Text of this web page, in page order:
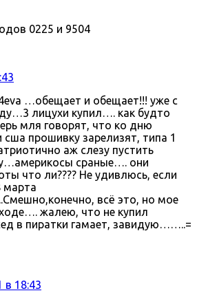
0225 и 9504
…обещает и обещает!!! уже с
лицухи купил…. как будто
мля говорят, что ко дню
сша прошивку зарелизят, типа 1
аж слезу пустить
сраные…. они
что ли???? Не удивлюсь, если
марта
всё это, но мое
жалею, что не купил
в пиратки гамает, завидую……..=
в 18:43